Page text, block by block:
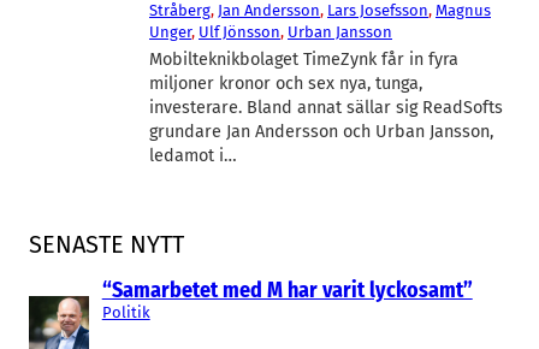
SENASTE NYTT
“Samarbetet med M har varit lyckosamt”
Politik
Stråberg, Jan Andersson, Lars Josefsson, Magnus
Unger, Ulf Jönsson, Urban Jansson
Mobilteknikbolaget TimeZynk får in fyra
miljoner kronor och sex nya, tunga,
investerare. Bland annat sällar sig ReadSofts
grundare Jan Andersson och Urban Jansson,
ledamot i…